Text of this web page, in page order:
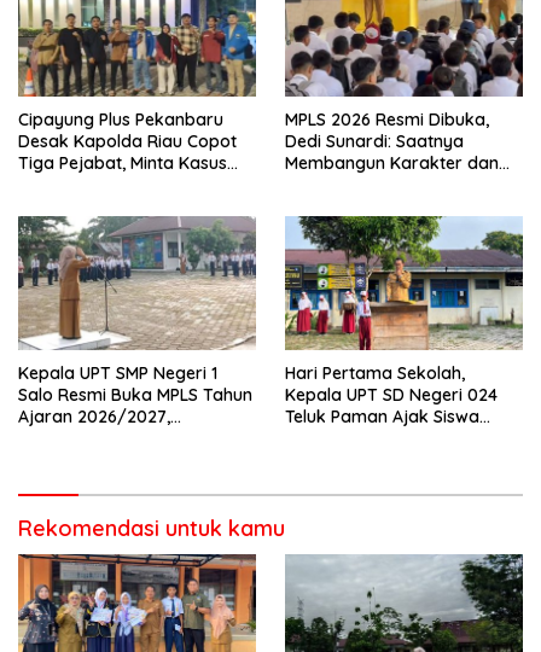
Cipayung Plus Pekanbaru
Desak Kapolda Riau Copot
Tiga Pejabat, Minta Kasus
MPLS 2026 Resmi Dibuka,
Dedi Sunardi: Saatnya
Membangun Karakter dan
Kepala UPT SMP Negeri 1
Salo Resmi Buka MPLS Tahun
Ajaran 2026/2027,
Hari Pertama Sekolah,
Kepala UPT SD Negeri 024
Teluk Paman Ajak Siswa
Rekomendasi untuk kamu